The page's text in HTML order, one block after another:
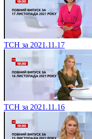
ТСН за 2021.11.17
ТСН за 2021.11.16